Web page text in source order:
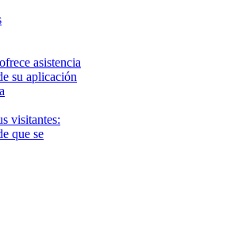
asistencia
su aplicación
visitantes:
que se